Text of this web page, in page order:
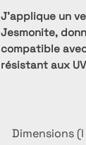
J’applique un
Jesmonite,
compatible
résistant aux
Dimensions